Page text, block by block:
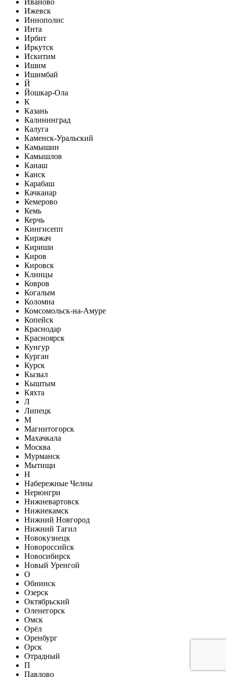
Ижевск
Иннополис
Инта
Ирбит
Иркутск
Искитим
Ишим
Ишимбай
Й
Йошкар-Ола
К
Казань
Калининград
Калуга
Каменск-Уральский
Камышин
Камышлов
Канаш
Канск
Карабаш
Качканар
Кемерово
Кемь
Керчь
Кингисепп
Киржач
Кириши
Киров
Кировск
Клинцы
Ковров
Когалым
Коломна
Комсомольск-на-Амуре
Копейск
Краснодар
Красноярск
Кунгур
Курган
Курск
Кызыл
Кыштым
Кяхта
Л
Липецк
М
Магнитогорск
Махачкала
Москва
Мурманск
Мытищи
Н
Набережные Челны
Нерюнгри
Нижневартовск
Нижнекамск
Нижний Новгород
Нижний Тагил
Новокузнецк
Новороссийск
Новосибирск
Новый Уренгой
О
Обнинск
Озерск
Октябрьский
Оленегорск
Омск
Орёл
Оренбург
Орск
Отрадный
П
Павлово